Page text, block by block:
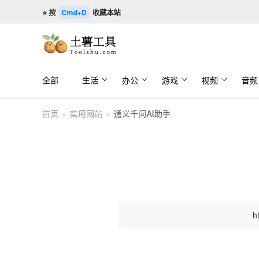
⭐ 按 Cmd+D 收藏本站
全部 生活 办公 游戏 视频 音频
首页 › 实用网站 › 通义千问AI助手